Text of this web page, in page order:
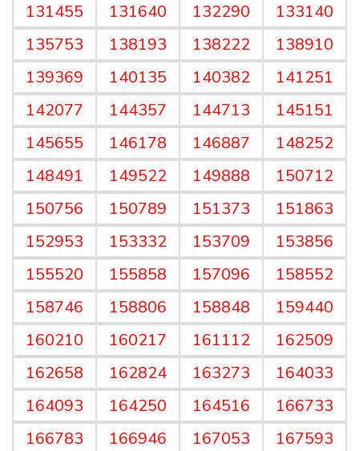
131455
131640 132290
133140
135753
138193 138222
138910
139369
140135 140382
141251
142077
144357 144713
145151
145655
146178 146887
148252
148491
149522 149888
150712
150756
150789 151373
151863
152953
153332 153709
153856
155520
155858 157096
158552
158746
158806 158848
159440
160210
160217 161112
162509
162658
162824 163273
164033
164093
164250 164516
166733
166783
166946 167053
167593